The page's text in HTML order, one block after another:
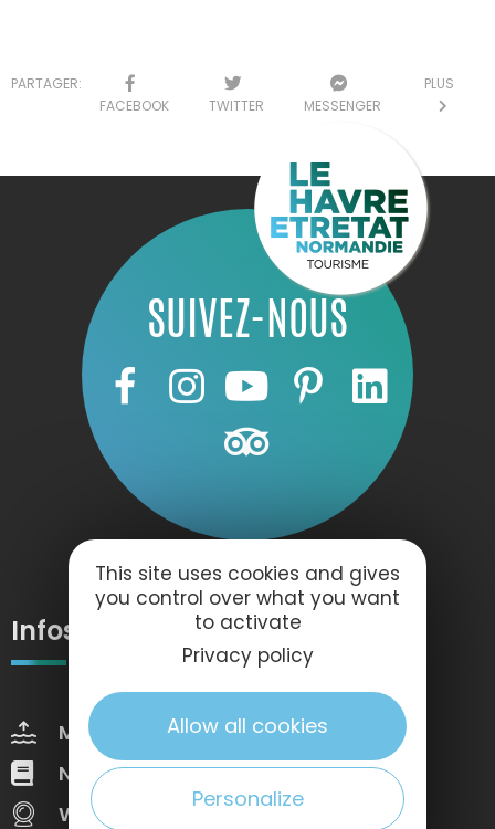
PARTAGER:
FACEBOOK
TWITTER MESSENGER
PLUS
SUIVEZ-NOUS
Infos pratiques
Marées
Météo
Nos brochures
Web Tv
Webcams
Congrès
This site uses cookies and gives
you control over what you want
to activate
Privacy policy
Allow all cookies
Personalize